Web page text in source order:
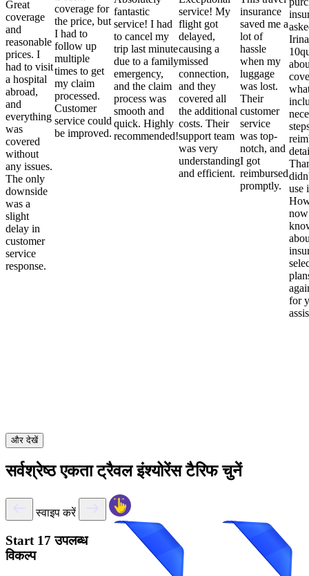
Great
coverage
and
reasonable
prices. I
had to visit
a hospital
abroad,
and
everything
was
covered
without
any issues.
The only
downside
was a
slight
delay in
customer
service
response.
coverage for
the price, but
I had to
follow up
multiple
times to get
my claim
processed.
Customer
service could
be improved.
fantastic
service! I had
to cancel my
trip last minute
due to a family
emergency,
and the claim
process was
smooth and
quick. Highly
recommended!
service! My
flight got
delayed,
causing a
missed
connection,
and they
covered all
the additional
costs. Their
support team
was very
understanding
and efficient.
insurance
saved me a
lot of
hassle
when my
luggage
was lost.
Their
customer
service
was top-
notch, and
I got
reimbursed
promptly.
use
for
और देखें
सर्वश्रेष्ठ एकता ट्रैवल इंश्योरेंस टैरिफ चुनें
स्वाइप करें
Start 17 उपलब्ध
विकल्प